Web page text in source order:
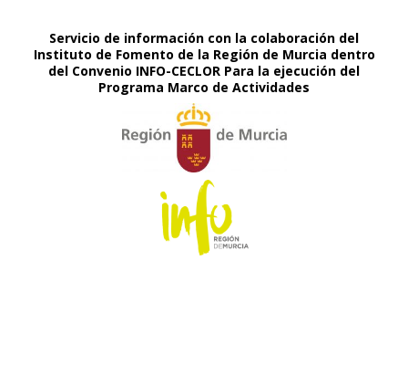
Servicio de información con la colaboración del
Instituto de Fomento de la Región de Murcia dentro
del Convenio INFO-CECLOR Para la ejecución del
Programa Marco de Actividades